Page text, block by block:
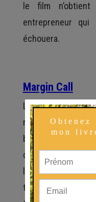
le film
entrepreneur
échouera.
Margin Call
Le titre se traduit
métrage se
banque
d’actifs jugés
l’entreprise, toute
tout faire pour